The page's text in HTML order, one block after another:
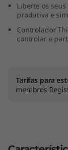
Liberte os
produtiva e
Controlador
controlar e
Tarifas para
membros